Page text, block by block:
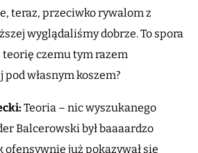
teraz, przeciwko rywalom z
wyglądaliśmy dobrze. To spora
teorię czemu tym razem
własnym koszem?
Teoria – nic wyszukanego
Balcerowski był baaaardzo
ofensywnie już pokazywał się